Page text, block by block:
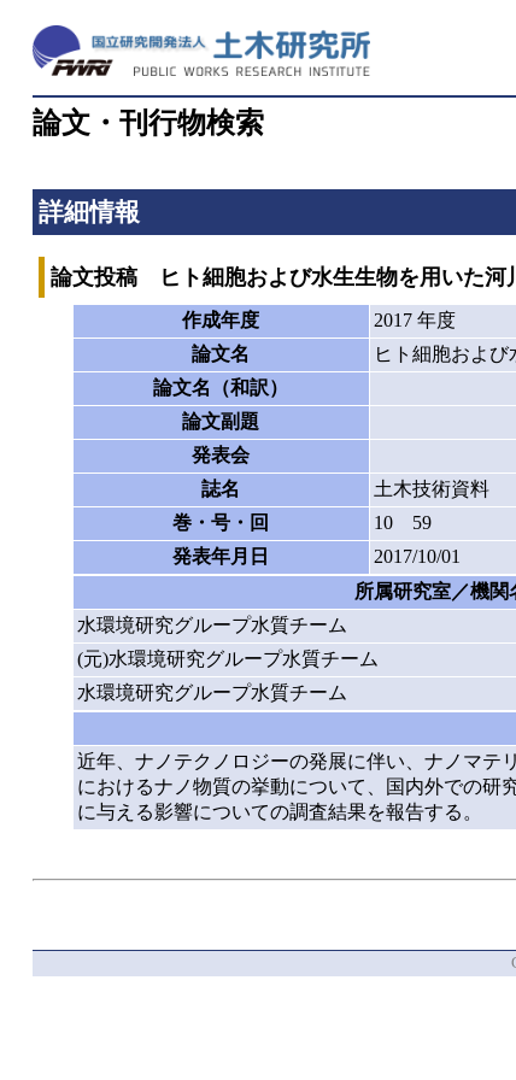
論文・刊行物検索
詳細情報
論文投稿 ヒト細胞および水生生物を用いた河
作成年度
2017 年度
論文名
ヒト細胞およ
論文名（和訳）
論文副題
発表会
誌名
土木技術資料
巻・号・回
10 59
発表年月日
2017/10/01
所属研究室／機関
水環境研究グループ水質チーム
(元)水環境研究グループ水質チーム
水環境研究グループ水質チーム
近年、ナノテクノロジーの発展に伴い、ナノマテ
におけるナノ物質の挙動について、国内外での研
に与える影響についての調査結果を報告する。